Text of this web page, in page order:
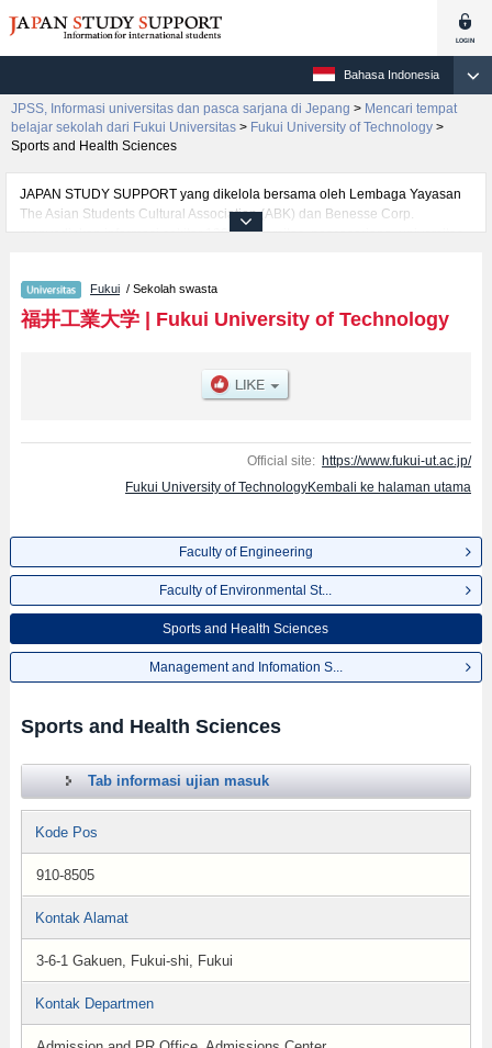
Bahasa Indonesia
JPSS, Informasi universitas dan pasca sarjana di Jepang > Mencari tempat
belajar sekolah dari Fukui Universitas > Fukui University of Technology >
Sports and Health Sciences
JAPAN STUDY SUPPORT yang dikelola bersama oleh Lembaga Yayasan
The Asian Students Cultural Association (ABK) dan Benesse Corp.
menyediakan informasi sekitar 1300 universitas, pascasarjana, universitas
mencakup informasi per fakultas seperti Fakultas Faculty of
EngineeringatauFakultas Faculty of Environmental StudiesatauFakultas
Sports and Health SciencesatauFakultas Management and Infomation
mancanegara seperti kuota untuk jumlah pendaftar dan jumlah kelulusan
ujian masuk mahasiswa(i) mancanegara, informasi mengenai ujian masuk,
Fukui / Sekolah swasta
福井工業大学| Fukui University of Technology
Official site: https://www.fukui-ut.ac.jp/
Fukui University of TechnologyKembali ke halaman utama
Faculty of Engineering
Faculty of Environmental St...
Sports and Health Sciences
Management and Infomation S...
Sports and Health Sciences
Tab informasi ujian masuk
Kode Pos
910-8505
Kontak Alamat
3-6-1 Gakuen, Fukui-shi, Fukui
Kontak Departmen